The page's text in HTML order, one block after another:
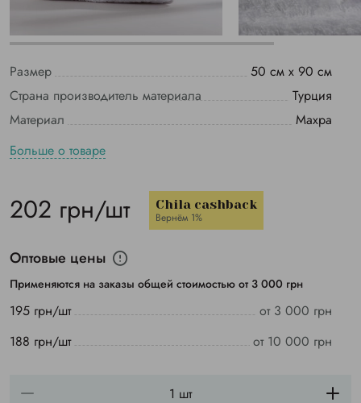
Размер
50 см х 90 см
Страна производитель материала
Турция
Материал
Махра
Больше о товаре
202 грн/шт Chila cashback
Вернём 1%
Оптовые цены
Применяются на заказы общей стоимостью от 3 000 грн
195 грн/шт
от 3 000 грн
188 грн/шт
от 10 000 грн